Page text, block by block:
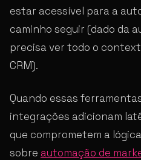
estar acessível para a
caminho seguir (dado da
precisa ver todo o
CRM).
Quando essas
integrações adicionam
que comprometem a
sobre automação de